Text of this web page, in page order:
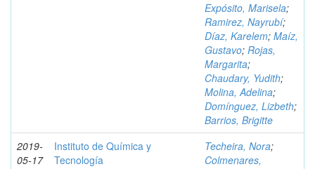
Expósito, Marisela;
Ramirez, Nayrubí;
Díaz, Karelem; Maíz,
Gustavo; Rojas,
Margarita;
Chaudary, Yudith;
Molina, Adelina;
Domínguez, Lizbeth;
Barrios, Brigitte
2019-
05-17
Instituto de Química y
Tecnología
Techeira, Nora;
Colmenares,